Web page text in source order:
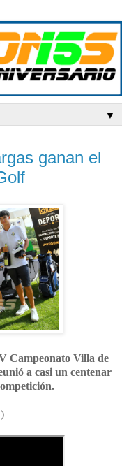
▼
ganan el
Campeonato Villa de
a casi un centenar